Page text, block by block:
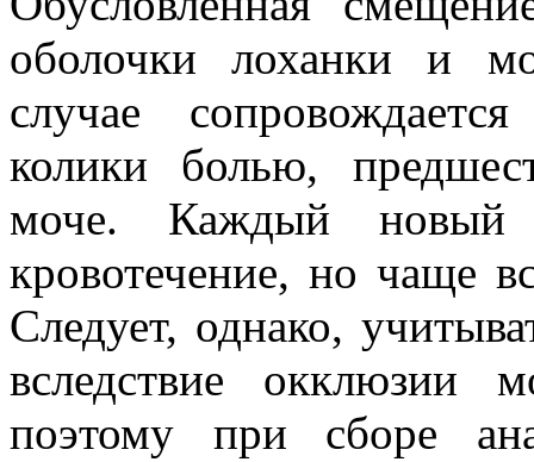
оболочки лоханки и
случае
колики болью,
моче. Каждый новый
кровотечение, но чаще
Следует, однако,
вследствие окклюзии
поэтому при сборе